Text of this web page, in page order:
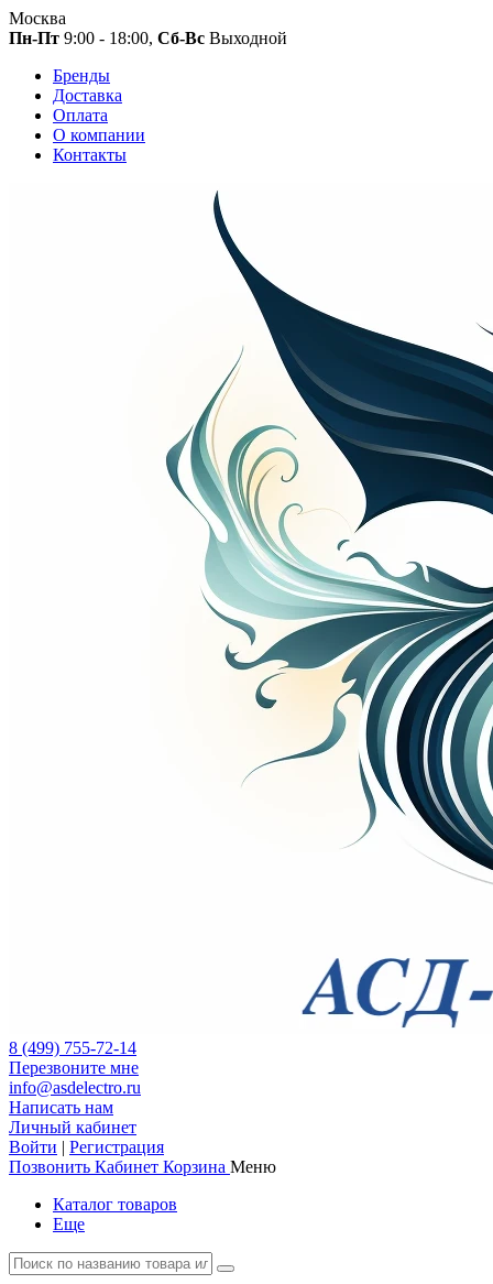
Москва
Пн-Пт 9:00 - 18:00, Сб-Вс Выходной
Бренды
Доставка
Оплата
О компании
Контакты
8 (499) 755-72-14
Перезвоните мне
info@asdelectro.ru
Написать нам
Личный кабинет
Войти | Регистрация
Позвонить Кабинет Корзина Меню
Каталог товаров
Еще